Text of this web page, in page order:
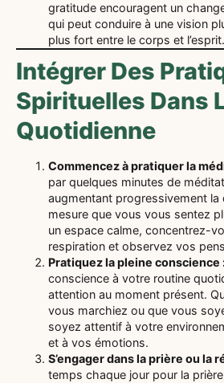
gratitude encouragent un
qui peut conduire à une vision
plus fort entre le corps et l’esprit.
Intégrer Des
Spirituelles Dans
Quotidienne
Commencez à pratiquer la
par quelques minutes de
augmentant progressivement la
mesure que vous vous sentez
un espace calme, concentrez-
respiration et observez vos
Pratiquez la pleine conscience
conscience à votre routine
attention au moment présent.
vous marchiez ou que vous
soyez attentif à votre
et à vos émotions.
S’engager dans la prière ou la
temps chaque jour pour la